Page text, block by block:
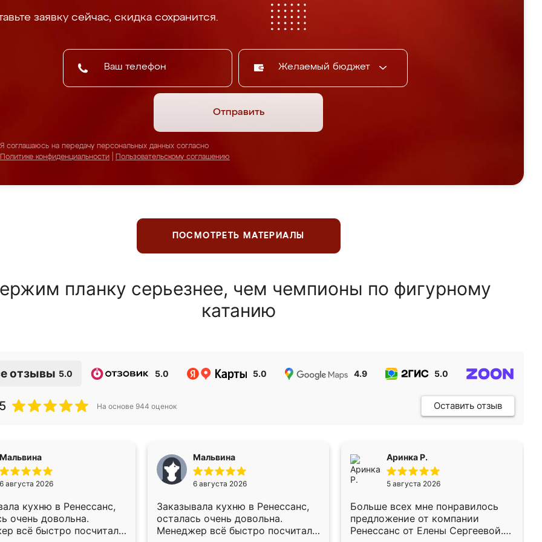
заявку сейчас, скидка сохранится.
Желаемый бюджет
Отправить
Я соглашаюсь на передачу персональных данных согласно
Политике конфиденциальности
Пользовательскому соглашению
ПОСМОТРЕТЬ МАТЕРИАЛЫ
планку серьезнее, чем чемпионы по фигурному
катанию
отзывы 5.0 5.0 5.0 4.9 5.0
На основе 944 оценок Оставить отзыв
Мальвина
6 августа 2026
кухню в Ренессанс,
очень довольна.
всё быстро посчитала,
Мальвина
6 августа 2026
Заказывала кухню в Ренессанс,
осталась очень довольна.
Менеджер всё быстро посчитала,
Аринка Р.
5 августа 2026
Больше всех мне понравилось
предложение от компании
Ренессанс от Елены Сергеевой.